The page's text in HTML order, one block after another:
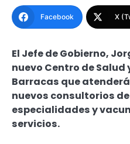
Facebook X
El Jefe de Gobierno,
nuevo Centro de
Barracas que atenderá
nuevos consultorios
especialidades y
servicios.